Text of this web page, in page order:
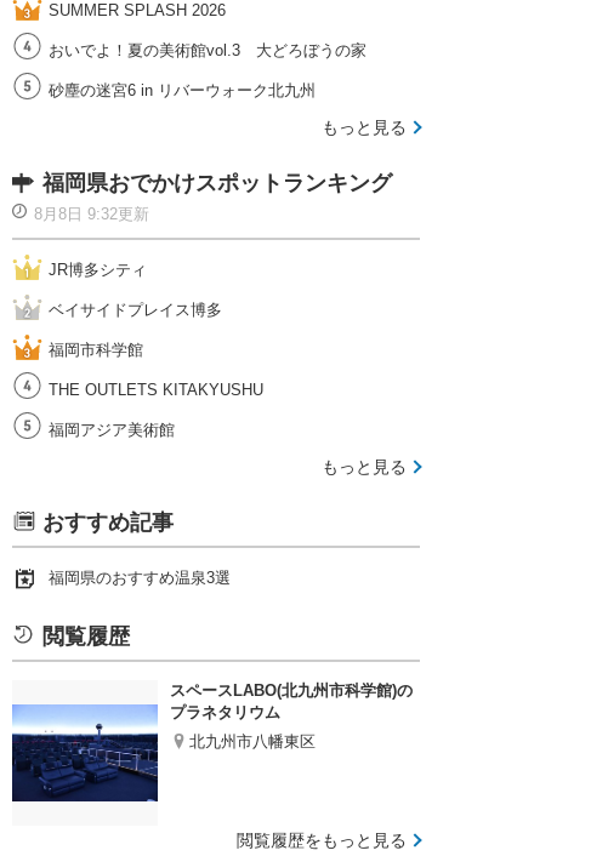
SUMMER SPLASH 2026
おいでよ！夏の美術館vol.3 大どろぼうの家
砂塵の迷宮6 in リバーウォーク北九州
もっと見る
福岡県おでかけスポットランキング
8月8日 9:32更新
JR博多シティ
ベイサイドプレイス博多
福岡市科学館
THE OUTLETS KITAKYUSHU
福岡アジア美術館
もっと見る
おすすめ記事
福岡県のおすすめ温泉3選
閲覧履歴
スペースLABO(北九州市科学館)の
プラネタリウム
北九州市八幡東区
閲覧履歴をもっと見る